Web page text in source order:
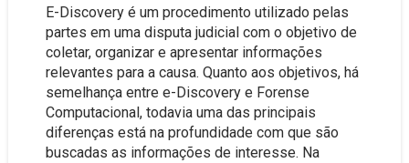
E-Discovery é um procedimento utilizado pelas
partes em uma disputa judicial com o objetivo de
coletar, organizar e apresentar informações
relevantes para a causa. Quanto aos objetivos, há
semelhança entre e-Discovery e Forense
Computacional, todavia uma das principais
diferenças está na profundidade com que são
buscadas as informações de interesse. Na